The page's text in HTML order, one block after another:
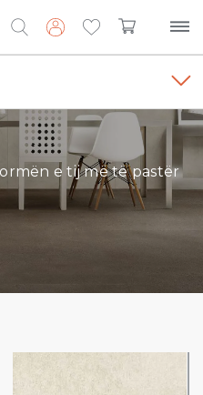
e tij më të pastër